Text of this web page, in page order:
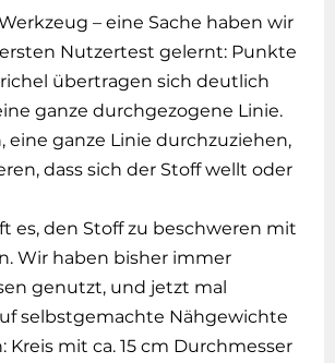
– eine Sache haben wir
Nutzertest gelernt: Punkte
übertragen sich deutlich
ganze durchgezogene Linie.
eine ganze Linie durchzuziehen,
dass sich der Stoff wellt oder
es, den Stoff zu beschweren mit
Wir haben bisher immer
genutzt, und jetzt mal
selbstgemachte Nähgewichte
Kreis mit ca. 15 cm Durchmesser